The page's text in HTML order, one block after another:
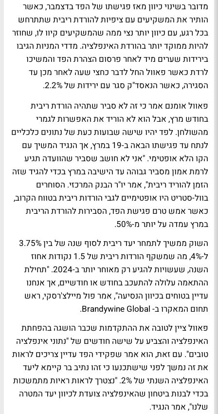
מדובר בשינוי כיוון מאז פגישתו של הפד בדצמבר, כאשר
הותיר את המשקיעים עם ציפיות להורדת ריבית שתתרחש
בכל רגע, עם כיוון יותר נצי ממה שהמשקיעים קיוו לו, שחוזר
להיות ממוקד יותר בהורדת האינפלציה. מדדי המניות הגיבו
בירידות שערים מיד לאחר פרסום הצהרת הפד והמשיכו
לרדת כאשר פאוול החל לדבר כחצי שעה לאחר מכן עד
הסגירה, כאשר הנאסד"ק סגר עם ירידות של 2.2%.
פאוול אומנם אמר כי זה לא סביר שתהיה הורדת ריבית
בחודש מרץ, אבל הוא לא הוריד את האפשרות לגמרי
מהשולחן. לפד יהיו שישה שבועות כעת של נתונים כלכליים
לנתח עד פגישתו הבאה ב-19 במרץ, אך הנגיד המשיך עם
הקו הלא אופטימי. "אני לא חושב שסביר שהוועדה תגיע
לרמת אמון מסביר גבוהה עד הישיבה במרץ בכדי להגיד שזה
הזמן להוריד ריבית", אמר יו"ר הבנק המרכזי. הסוחרים
בוול-סטריט היו אופטימיים לגבי הורדות ריבית בטווח הקרוב,
כאשר אמש טרם פגישת הפד, הסבירות להורדת הריבית
במרץ עמדה על יותר מ-50%.
השוק ממשיך לתמחר יעד ריבית לסוף שנה של בין 3.75%
ל-4%, מה שמשקף הורדות ריבית של 1.5 נקודות אחוז
השנה, שעשויות להגיע רק מאוחר יותר ב-2024. "תחילת
ההתאמה עלולה להתעכב בחודש או חודשיים, אך אנחנו
עדיין בטוחים בכיוון הנסיעה", אמר פול מיילצ'רסקי, ראש
תחום המאקרו ב- Brandywine Global.
פאוול ציין לטובה את ההתקדמות שכבר הושגה בהפחתת
האינפלציה והצביע על שישה חודשים של "נתוני אינפלציה
טובים". עם זאת, הוא אמר שפקידי הפד עדיין צריכים לראות
את זה נמשך לפני שישתכנעו כי זהו נתיב בר קיימא ליעד
האינפלציה השנתי של 2%. "נצטרך לראות ראיות מתמשכות
בכדי לבנות ביטחון שהאינפלציה צועדת לכיוון יעד המטרה
שלנו", אמר הנגיד.